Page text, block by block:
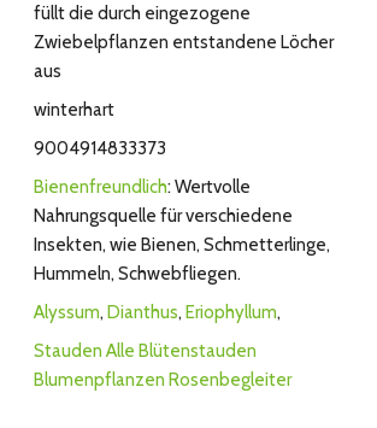
füllt die durch eingezogene
Zwiebelpflanzen entstandene Löcher
aus
winterhart
9004914833373
Bienenfreundlich: Wertvolle
Nahrungsquelle für verschiedene
Insekten, wie Bienen, Schmetterlinge,
Hummeln, Schwebfliegen.
Alyssum, Dianthus, Eriophyllum,
Stauden Alle Blütenstauden
Blumenpflanzen Rosenbegleiter